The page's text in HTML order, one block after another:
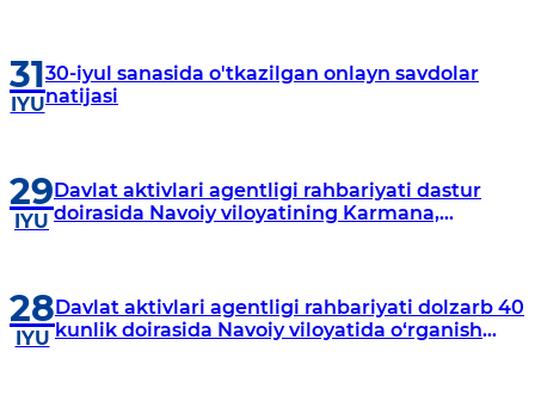
31
IYU
30-iyul sanasida o'tkazilgan onlayn savdolar
natijasi
29
IYU
Davlat aktivlari agentligi rahbariyati dastur
doirasida Navoiy viloyatining Karmana,
28
IYU
Davlat aktivlari agentligi rahbariyati dolzarb 40
kunlik doirasida Navoiy viloyatida o‘rganish